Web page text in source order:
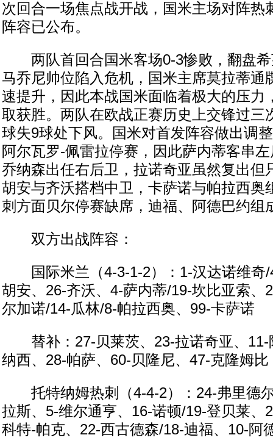
次回合一场焦点战开战，国米主场对阵热
阵容已公布。
两队首回合国米客场0-3惨败，翻盘希
马乔尼帅位陷入危机，国米主席莫拉蒂通
速提升，因此本战国米面临着极大的压力
取获胜。两队在欧战正赛历史上交锋过三
球失9球处下风。国米对首发阵容做出调
阿尔瓦罗-佩雷拉停赛，因此萨内蒂客串
乔纳森出任右后卫，拉诺奇亚虽然复出但
胡安与齐沃搭档中卫，卡萨诺与帕拉西奥
刺方面贝尔停赛缺席，迪福、阿德巴约组
双方出战阵容：
国际米兰（4-3-1-2）：1-汉达诺维奇/
胡安、26-齐沃、4-萨内蒂/19-坎比亚索、
尔加诺/14-瓜林/8-帕拉西奥、99-卡萨诺
替补：27-贝莱茨、23-拉诺奇亚、11-
纳西、28-帕萨、60-贝隆尼、47-克隆姆比
托特纳姆热刺（4-4-2）：24-弗里德
拉斯、5-维尔通亨、16-诺顿/19-登贝莱、
科特-帕克、22-西古德森/18-迪福、10-阿